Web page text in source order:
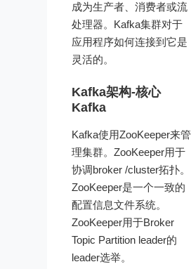
成为生产者、消费者或流
处理器。Kafka集群对于
应用程序如何连接到它是
灵活的。
Kafka架构-核心
Kafka
Kafka使用ZooKeeper来管
理集群。ZooKeeper用于
协调broker /cluster拓扑。
ZooKeeper是一个一致的
配置信息文件系统。
ZooKeeper用于Broker
Topic Partition leader的
leader选举。